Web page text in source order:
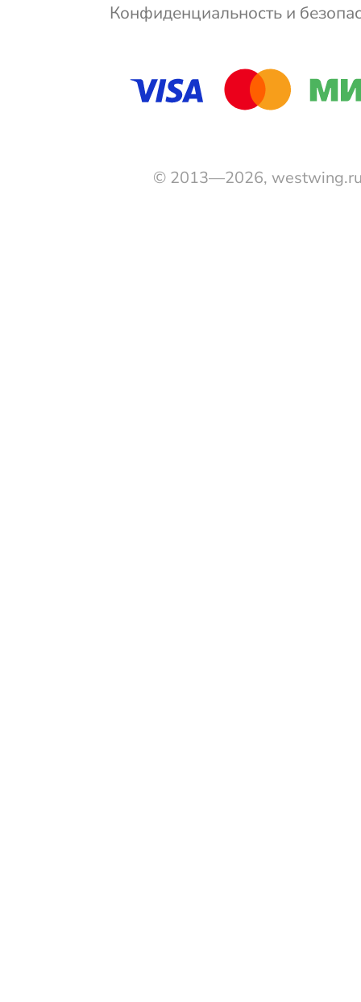
Конфиденциальность и
© 2013—2026,